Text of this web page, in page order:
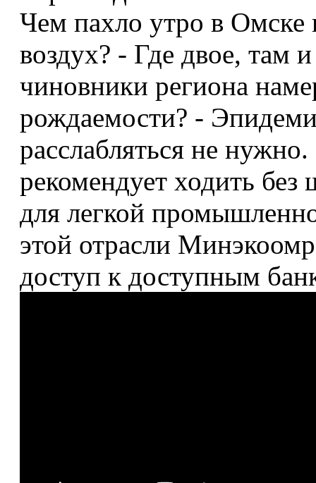
Чем пахло утро в Омске
воздух? - Где двое, там
чиновники региона
рождаемости? -
расслабляться не
рекомендует ходить
для легкой
этой отрасли
доступ к доступным